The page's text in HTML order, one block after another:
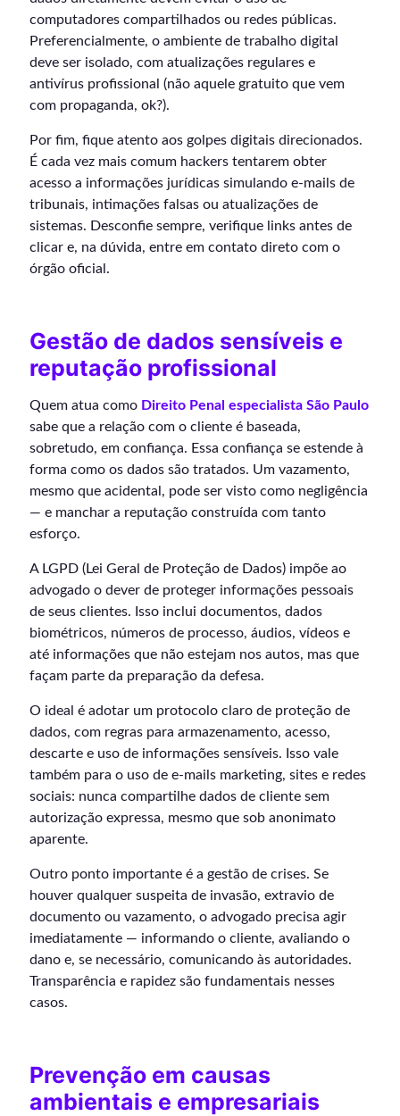
computadores compartilhados ou redes públicas.
Preferencialmente, o ambiente de trabalho digital
deve ser isolado, com atualizações regulares e
antivírus profissional (não aquele gratuito que vem
com propaganda, ok?).
Por fim, fique atento aos golpes digitais direcionados.
É cada vez mais comum hackers tentarem obter
acesso a informações jurídicas simulando e-mails de
tribunais, intimações falsas ou atualizações de
sistemas. Desconfie sempre, verifique links antes de
clicar e, na dúvida, entre em contato direto com o
órgão oficial.
Gestão de dados sensíveis e
reputação profissional
Quem atua como Direito Penal especialista São Paulo
sabe que a relação com o cliente é baseada,
sobretudo, em confiança. Essa confiança se estende à
forma como os dados são tratados. Um vazamento,
mesmo que acidental, pode ser visto como negligência
— e manchar a reputação construída com tanto
esforço.
A LGPD (Lei Geral de Proteção de Dados) impõe ao
advogado o dever de proteger informações pessoais
de seus clientes. Isso inclui documentos, dados
biométricos, números de processo, áudios, vídeos e
até informações que não estejam nos autos, mas que
façam parte da preparação da defesa.
O ideal é adotar um protocolo claro de proteção de
dados, com regras para armazenamento, acesso,
descarte e uso de informações sensíveis. Isso vale
também para o uso de e-mails marketing, sites e redes
sociais: nunca compartilhe dados de cliente sem
autorização expressa, mesmo que sob anonimato
aparente.
Outro ponto importante é a gestão de crises. Se
houver qualquer suspeita de invasão, extravio de
documento ou vazamento, o advogado precisa agir
imediatamente — informando o cliente, avaliando o
dano e, se necessário, comunicando às autoridades.
Transparência e rapidez são fundamentais nesses
casos.
Prevenção em causas
ambientais e empresariais